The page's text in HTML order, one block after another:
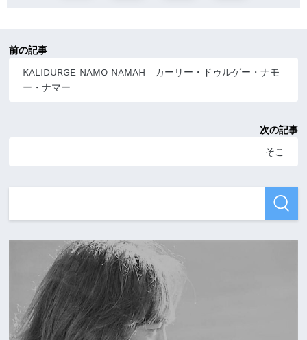
前の記事
KALIDURGE NAMO NAMAH カーリー・ドゥルゲー・ナモ
ー・ナマー
次の記事
そこ